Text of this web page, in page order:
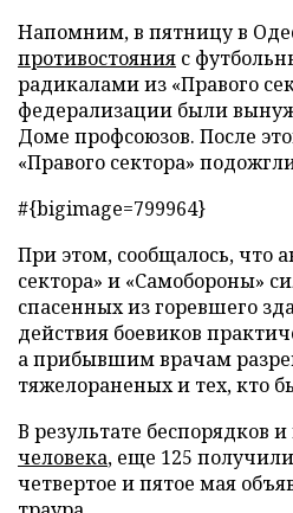
Напомним, в пятницу в
противостояния с
радикалами из «Правого
федерализации были
Доме профсоюзов. После
«Правого сектора»
#{bigimage=799964}
При этом, сообщалось, что
сектора» и «Самобороны»
спасенных из горевшего
действия боевиков
а прибывшим врачам
тяжелораненых и тех, кто
В результате беспорядков
человека, еще 125
четвертое и пятое мая